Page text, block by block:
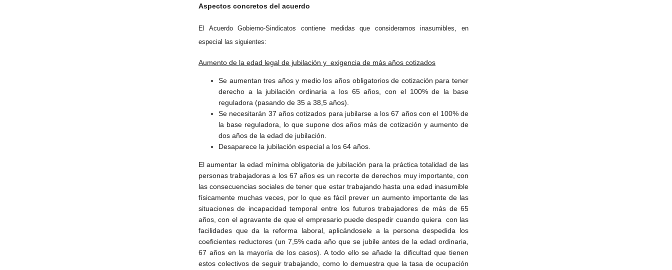
Aspectos concretos del acuerdo
El Acuerdo Gobierno-Sindicatos contiene medidas que consideramos inasumibles, en
especial las siguientes:
Aumento de la edad legal de jubilación y exigencia de más años cotizados
Se aumentan tres años y medio los años obligatorios de cotización para tener
derecho a la jubilación ordinaria a los 65 años, con el 100% de la base
reguladora (pasando de 35 a 38,5 años).
Se necesitarán 37 años cotizados para jubilarse a los 67 años con el 100% de
la base reguladora, lo que supone dos años más de cotización y aumento de
dos años de la edad de jubilación.
Desaparece la jubilación especial a los 64 años.
El aumentar la edad mínima obligatoria de jubilación para la práctica totalidad de las
personas trabajadoras a los 67 años es un recorte de derechos muy importante, con
las consecuencias sociales de tener que estar trabajando hasta una edad inasumible
físicamente muchas veces, por lo que es fácil prever un aumento importante de las
situaciones de incapacidad temporal entre los futuros trabajadores de más de 65
años, con el agravante de que el empresario puede despedir cuando quiera con las
facilidades que da la reforma laboral, aplicándosele a la persona despedida los
coeficientes reductores (un 7,5% cada año que se jubile antes de la edad ordinaria,
67 años en la mayoría de los casos). A todo ello se añade la dificultad que tienen
estos colectivos de seguir trabajando, como lo demuestra que la tasa de ocupación